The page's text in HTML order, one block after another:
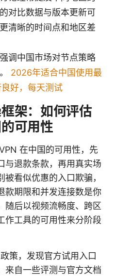
对比数据与版本更新可
清晰的时间点和地区差
调中国市场对节点策略
2026年适合中国使用最
好，每天测试
架：如何评估
可用性
在中国的可用性，先
与退款条款，再用真实场
看似优惠的入口欺骗，
款期限和并发连接数是你
随后以视频流畅度、跨区
作工具的可用性来分阶段
策，发现官方试用入口
来自一些评测与官方文档